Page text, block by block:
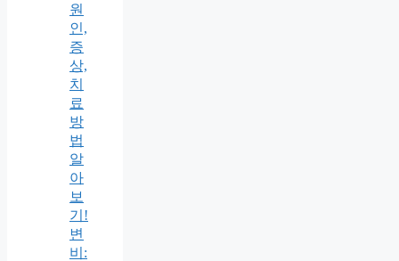
원
인,
증
상,
치
료
방
법
알
아
보
기!
변
비: